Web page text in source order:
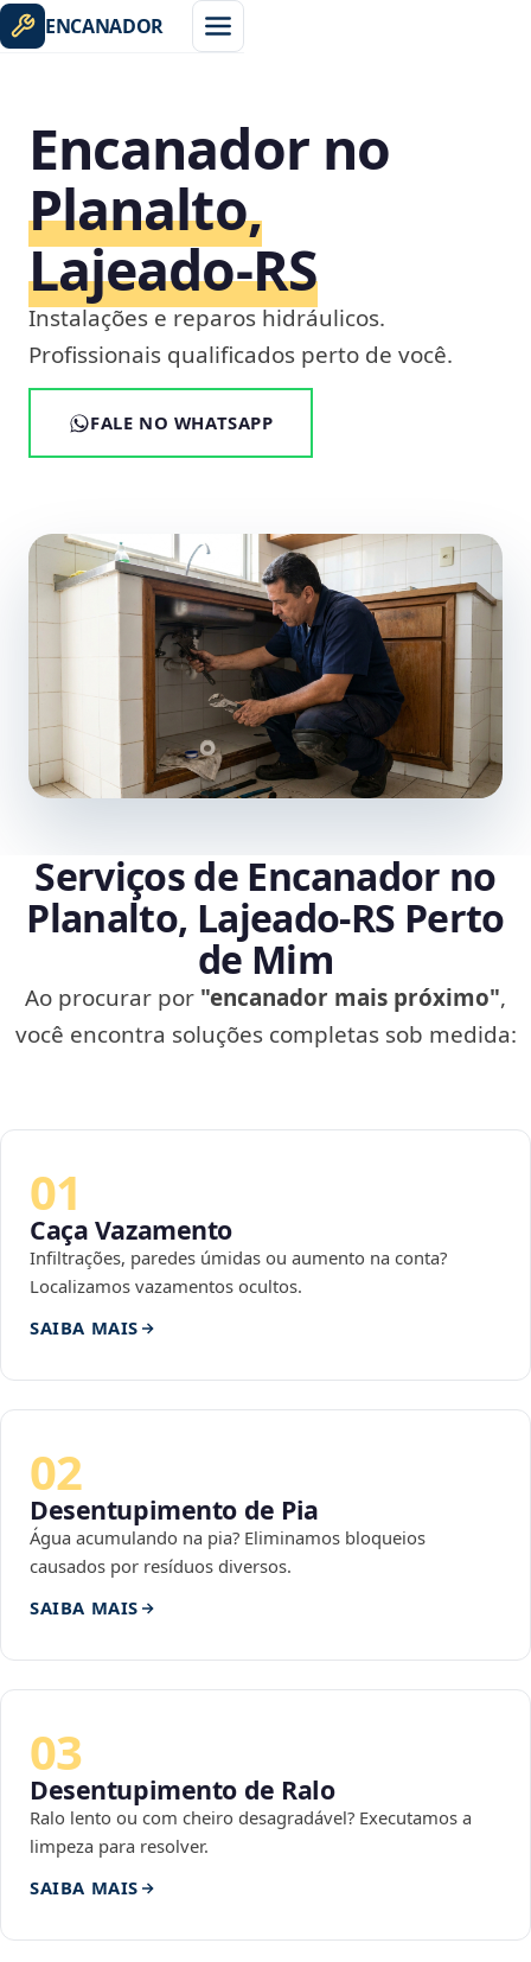
ENCANADOR
Encanador no
Planalto,
Lajeado‑RS
Instalações e reparos hidráulicos.
Profissionais qualificados perto de você.
FALE NO WHATSAPP
Serviços de Encanador no
Planalto, Lajeado‑RS Perto
de Mim
Ao procurar por "encanador mais próximo",
você encontra soluções completas sob medida:
01
Caça Vazamento
Infiltrações, paredes úmidas ou aumento na conta?
Localizamos vazamentos ocultos.
SAIBA MAIS
02
Desentupimento de Pia
Água acumulando na pia? Eliminamos bloqueios
causados por resíduos diversos.
SAIBA MAIS
03
Desentupimento de Ralo
Ralo lento ou com cheiro desagradável? Executamos a
limpeza para resolver.
SAIBA MAIS